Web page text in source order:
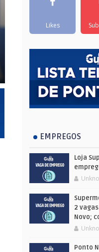
Likes
EMPREGOS
Loja
2
Novo;
Ponto